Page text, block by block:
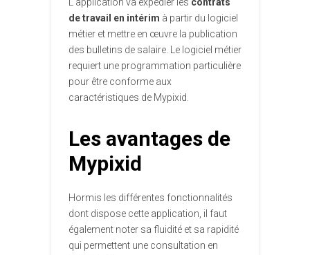
L’application va expédier les contrats
de travail en intérim à partir du logiciel
métier et mettre en œuvre la publication
des bulletins de salaire. Le logiciel métier
requiert une programmation particulière
pour être conforme aux
caractéristiques de Mypixid.
Les avantages de
Mypixid
Hormis les différentes fonctionnalités
dont dispose cette application, il faut
également noter sa fluidité et sa rapidité
qui permettent une consultation en